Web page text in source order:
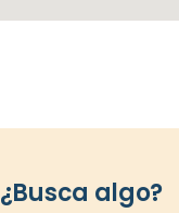
¿Busca algo?